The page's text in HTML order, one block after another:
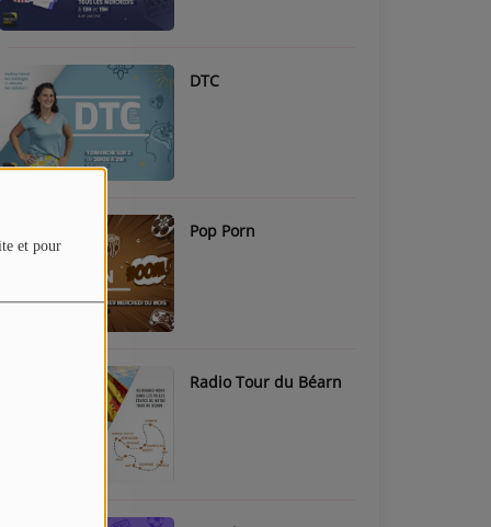
et pour
DTC
Pop Porn
Radio Tour du Béarn